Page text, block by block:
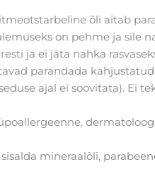
õli aitab
on pehme ja sile
ja ei jäta nahka
parandada
ajal ei soovitata). Ei
mineraalõli,